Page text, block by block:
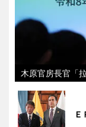
木原官房長官「
Ｅ